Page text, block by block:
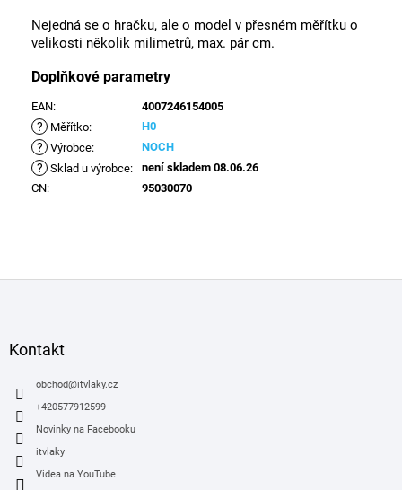
Nejedná se o hračku, ale o model v přesném měřítku o
velikosti několik milimetrů, max. pár cm.
Doplňkové parametry
EAN: 4007246154005
? Měřítko: H0
? Výrobce: NOCH
? Sklad u výrobce:
není skladem 08.06.26
CN: 95030070
Kontakt
obchod@itvlaky.cz
+420577912599
Novinky na Facebooku
itvlaky
Videa na YouTube